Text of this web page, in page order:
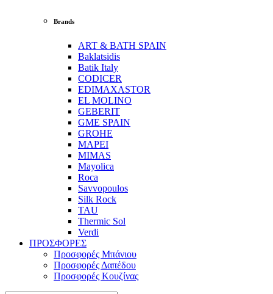
Brands
ART & BATH SPAIN
Baklatsidis
Batik Italy
CODICER
EDIMAXASTOR
EL MOLINO
GEBERIT
GME SPAIN
GROHE
MAPEI
MIMAS
Mayolica
Roca
Savvopoulos
Silk Rock
TAU
Thermic Sol
Verdi
ΠΡΟΣΦΟΡΕΣ
Προσφορές Μπάνιου
Προσφορές Δαπέδου
Προσφορές Κουζίνας